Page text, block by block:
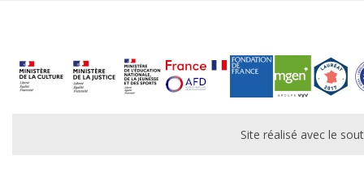
Site réalisé avec le